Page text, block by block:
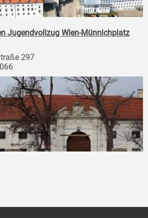
Jugendvollzug Wien-Münnichplatz
297